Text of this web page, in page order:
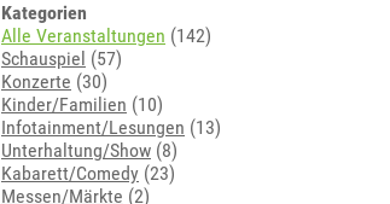
Kategorien
Alle Veranstaltungen (142)
Schauspiel (57)
Konzerte (30)
Kinder/Familien (10)
Infotainment/Lesungen (13)
Unterhaltung/Show (8)
Kabarett/Comedy (23)
Messen/Märkte (2)